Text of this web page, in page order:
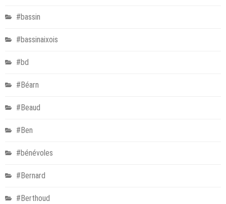
#bassin
#bassinaixois
#bd
#Béarn
#Beaud
#Ben
#bénévoles
#Bernard
#Berthoud